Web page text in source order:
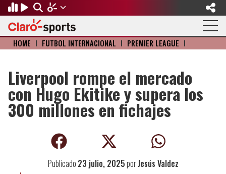
Regresar
FÚTBOL
Fútbol Internacional
Mundial de Clubes
Concachampions
Regresar
MOTOR
Formula 1
NASCAR
Regresar
BÉISBOL
Mexicano
MLB
Regresar
OLÍMPICOS
Olympic Channel
Paris 2024
Gangwon 2024
Juegos Paralímpicos
Regresar
OTROS DEPORTES
Básquetbol
Fútbol Americano
Regresar
ACTUALIDAD
Música
Cine y TV
HOME I FÚTBOL INTERNACIONAL I PREMIER LEAGUE I
Liverpool rompe el mercado
con Hugo Ekitike y supera los
300 millones en fichajes
Publicado 23 julio, 2025porJesús Valdez